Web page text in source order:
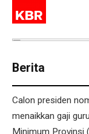
Berita
Calon presiden
menaikkan gaji